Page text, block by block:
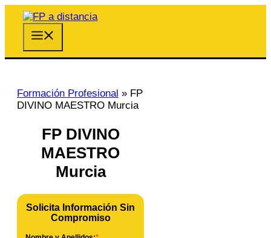
Saltar
contenido
Formación Profesional » FP
DIVINO MAESTRO Murcia
FP DIVINO
MAESTRO
Murcia
Solicita Información Sin
Compromiso